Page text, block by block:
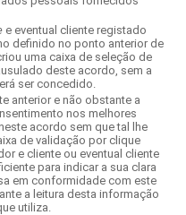
e eventual cliente registado
definido no ponto anterior de
uma caixa de seleção de
deste acordo, sem a
ser concedido.
anterior e não obstante a
nos melhores
acordo sem que tal lhe
de validação por clique
e cliente ou eventual cliente
para indicar a sua clara
em conformidade com este
a leitura desta informação
utiliza.